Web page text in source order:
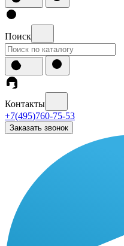
Поиск
Контакты
+7(495)760-75-53
Заказать звонок